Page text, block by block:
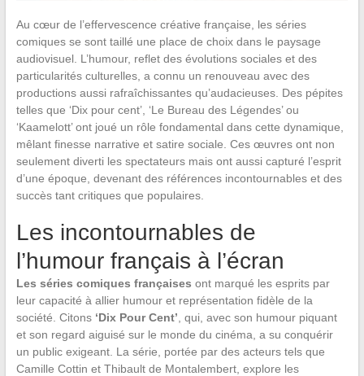
Au cœur de l’effervescence créative française, les séries
comiques se sont taillé une place de choix dans le paysage
audiovisuel. L’humour, reflet des évolutions sociales et des
particularités culturelles, a connu un renouveau avec des
productions aussi rafraîchissantes qu’audacieuses. Des pépites
telles que ‘Dix pour cent’, ‘Le Bureau des Légendes’ ou
‘Kaamelott’ ont joué un rôle fondamental dans cette dynamique,
mêlant finesse narrative et satire sociale. Ces œuvres ont non
seulement diverti les spectateurs mais ont aussi capturé l’esprit
d’une époque, devenant des références incontournables et des
succès tant critiques que populaires.
Les incontournables de
l’humour français à l’écran
Les séries comiques françaises ont marqué les esprits par
leur capacité à allier humour et représentation fidèle de la
société. Citons ‘Dix Pour Cent’ , qui, avec son humour piquant
et son regard aiguisé sur le monde du cinéma, a su conquérir
un public exigeant. La série, portée par des acteurs tels que
Camille Cottin et Thibault de Montalembert, explore les